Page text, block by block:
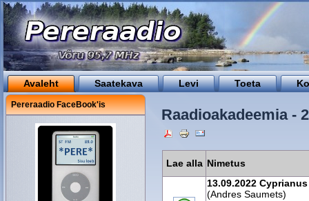
Avaleht Saatekava Levi Toeta
Pereraadio FaceBook'is
Raadioakadeemia -
Lae alla Nimetus
13.09.2022
(Andres Saumets)